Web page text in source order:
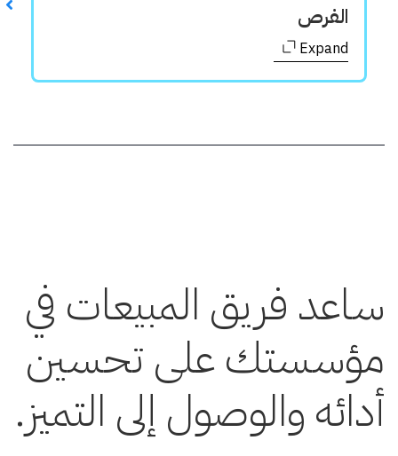
الفرص
Expand
ساعد فريق المبيعات في
مؤسستك على تحسين
أدائه والوصول إلى التميز.